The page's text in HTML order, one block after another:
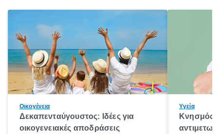
Οικογένεια
Δεκαπενταύγουστος: Ιδέες για
οικογενειακές αποδράσεις
Υγεία
Κνησμός: